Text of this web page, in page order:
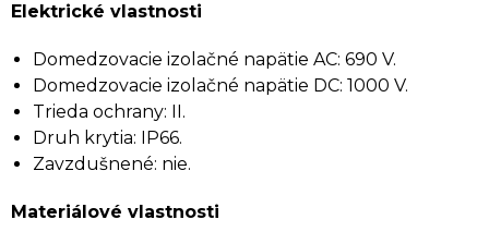
Elektrické vlastnosti
Domedzovacie izolačné napätie AC: 690 V.
Domedzovacie izolačné napätie DC: 1000 V.
Trieda ochrany: II.
Druh krytia: IP66.
Zavzdušnené: nie.
Materiálové vlastnosti